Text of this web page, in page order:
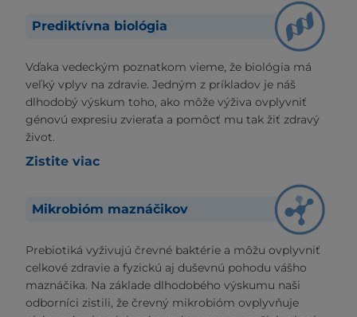
Prediktívna biológia
Vďaka vedeckým poznatkom vieme, že biológia má
veľký vplyv na zdravie. Jedným z príkladov je náš
dlhodobý výskum toho, ako môže výživa ovplyvniť
génovú expresiu zvieraťa a pomôcť mu tak žiť zdravý
život.
Zistite viac
Mikrobióm maznáčikov
Prebiotiká vyživujú črevné baktérie a môžu ovplyvniť
celkové zdravie a fyzickú aj duševnú pohodu vášho
maznáčika. Na základe dlhodobého výskumu naši
odborníci zistili, že črevný mikrobióm ovplyvňuje